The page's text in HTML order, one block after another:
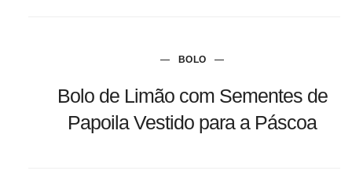
BOLO
Bolo de Limão com Sementes de
Papoila Vestido para a Páscoa